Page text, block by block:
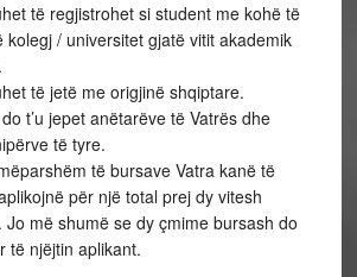
të regjistrohet si student me kohë të
kolegj / universitet gjatë vitit akademik
të jetë me origjinë shqiptare.
t’u jepet anëtarëve të Vatrës dhe
të tyre.
të bursave Vatra kanë të
për një total prej dy vitesh
Jo më shumë se dy çmime bursash do
të njëjtin aplikant.